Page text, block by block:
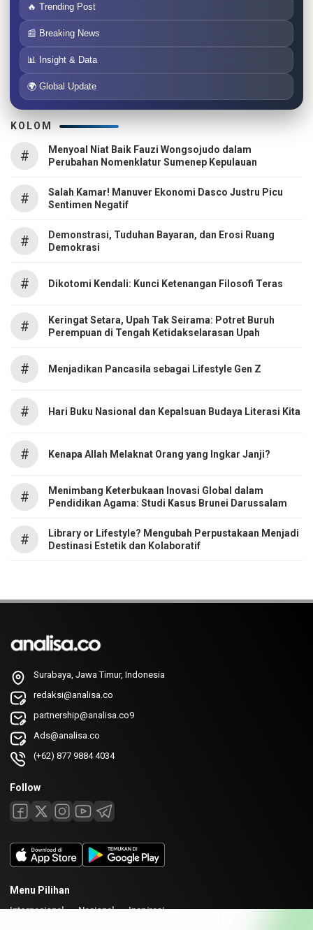
🔥 Trending Post
📰 Breaking News
📊 Insight & Data
🌍 Global Update
KOLOM
#
Menyoal Niat Baik Fauzi Wongsojudo dalam
Perubahan Nomenklatur Sumenep Kepulauan
#
Salah Kamar! Manuver Ekonomi Dasco Justru Picu
Sentimen Negatif
#
Demonstrasi, Tuduhan Bayaran, dan Erosi Ruang
Demokrasi
# Dikotomi Kendali: Kunci Ketenangan Filosofi Teras
#
Keringat Setara, Upah Tak Seirama: Potret Buruh
Perempuan di Tengah Ketidakselarasan Upah
# Menjadikan Pancasila sebagai Lifestyle Gen Z
# Hari Buku Nasional dan Kepalsuan Budaya Literasi Kita
# Kenapa Allah Melaknat Orang yang Ingkar Janji?
#
Menimbang Keterbukaan Inovasi Global dalam
Pendidikan Agama: Studi Kasus Brunei Darussalam
#
Library or Lifestyle? Mengubah Perpustakaan Menjadi
Destinasi Estetik dan Kolaboratif
Surabaya, Jawa Timur, Indonesia
redaksi@analisa.co
partnership@analisa.co9
Ads@analisa.co
(+62) 877 9884 4034
Follow
Menu Pilihan
Internasional Nasional Inspirasi